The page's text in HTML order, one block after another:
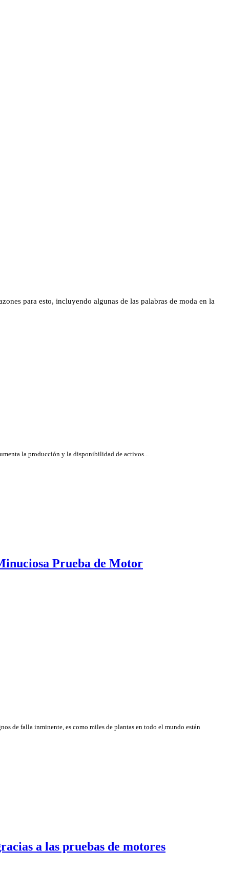
para esto, incluyendo algunas de las palabras de moda en la
la producción y la disponibilidad de activos...
Prueba de Motor
de falla inminente, es como miles de plantas en todo el mundo están
a las pruebas de motores